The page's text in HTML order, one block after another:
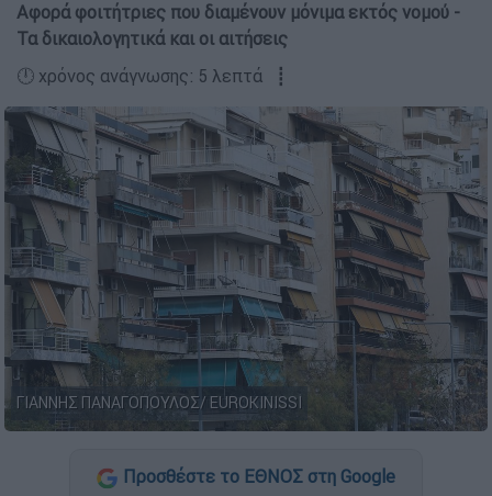
Αφορά φοιτήτριες που διαμένουν μόνιμα εκτός νομού -
Τα δικαιολογητικά και οι αιτήσεις
🕛 χρόνος ανάγνωσης: 5 λεπτά ┋
ΓΙΑΝΝΗΣ ΠΑΝΑΓΟΠΟΥΛΟΣ/ EUROKINISSI
Προσθέστε το ΕΘΝΟΣ στη Google